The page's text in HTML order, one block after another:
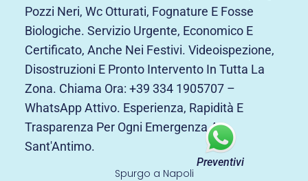
Pozzi Neri, Wc Otturati, Fognature E Fosse
Biologiche. Servizio Urgente, Economico E
Certificato, Anche Nei Festivi. Videoispezione,
Disostruzioni E Pronto Intervento In Tutta La
Zona. Chiama Ora: +39 334 1905707 –
WhatsApp Attivo. Esperienza, Rapidità E
Trasparenza Per Ogni Emergenza A
Sant'Antimo.
Spurgo a Napoli
Preventivi